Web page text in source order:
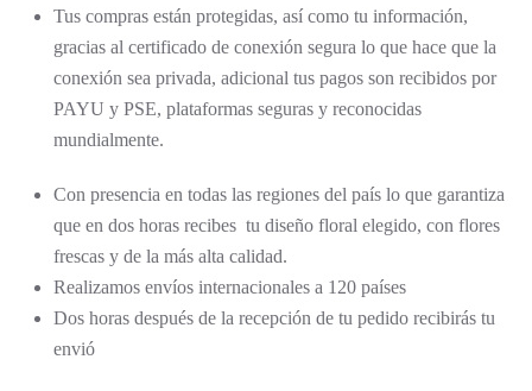
Tus compras están protegidas, así como tu información,
gracias al certificado de conexión segura lo que hace que la
conexión sea privada, adicional tus pagos son recibidos por
PAYU y PSE, plataformas seguras y reconocidas
mundialmente.
Con presencia en todas las regiones del país lo que garantiza
que en dos horas recibes tu diseño floral elegido, con flores
frescas y de la más alta calidad.
Realizamos envíos internacionales a 120 países
Dos horas después de la recepción de tu pedido recibirás tu
envió